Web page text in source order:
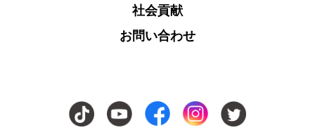
社会貢献
お問い合わせ